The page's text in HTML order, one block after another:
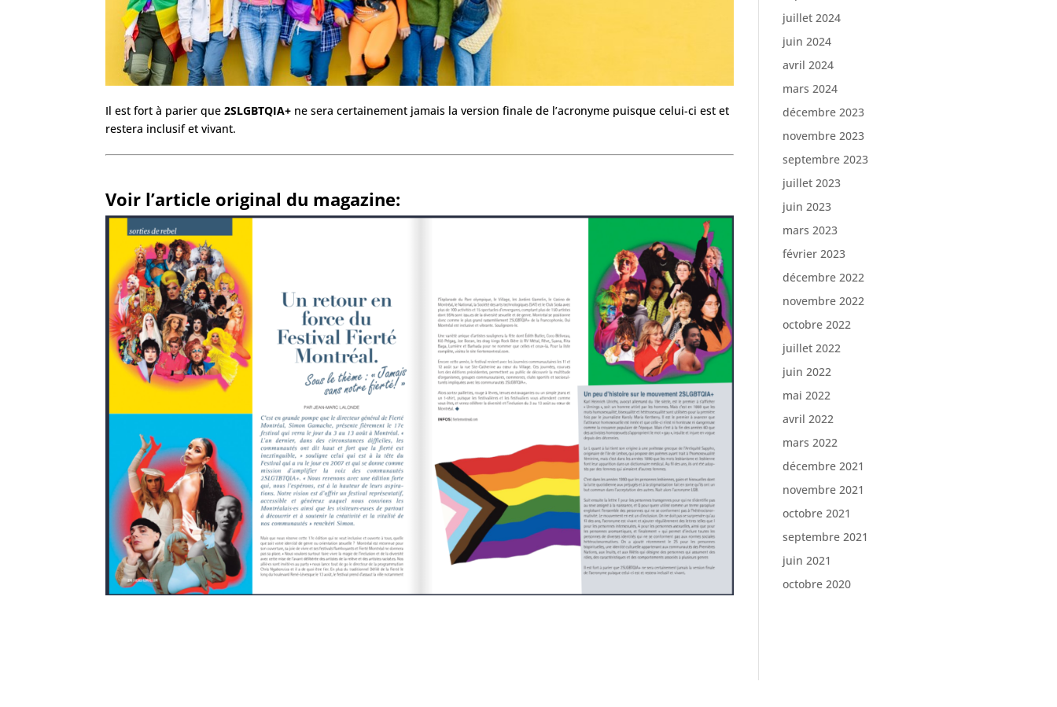
Il est fort à parier que2SLGBTQIA+ ne sera certainement jamais la version finale de l’acronyme puisque celui-ci est et
restera inclusif et vivant.
Voir l’article original du magazine:
juillet 2024
juin 2024
avril 2024
mars 2024
décembre 2023
novembre 2023
septembre 2023
juillet 2023
juin 2023
mars 2023
février 2023
décembre 2022
novembre 2022
octobre 2022
juillet 2022
juin 2022
mai 2022
avril 2022
mars 2022
décembre 2021
novembre 2021
octobre 2021
septembre 2021
juin 2021
octobre 2020